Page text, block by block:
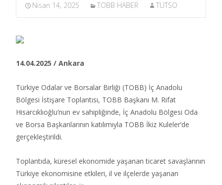
Nisan 14, 2025 TOBB HABER TUTSO
14.04.2025 / Ankara
Türkiye Odalar ve Borsalar Birliği (TOBB) İç Anadolu
Bölgesi İstişare Toplantısı, TOBB Başkanı M. Rifat
Hisarcıklıoğlu’nun ev sahipliğinde, İç Anadolu Bölgesi Oda
ve Borsa Başkanlarının katılımıyla TOBB İkiz Kuleler’de
gerçekleştirildi.​
Toplantıda, küresel ekonomide yaşanan ticaret savaşlarının
Türkiye ekonomisine etkileri, il ve ilçelerde yaşanan